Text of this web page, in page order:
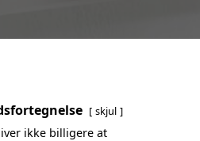
skjul
ikke billigere at